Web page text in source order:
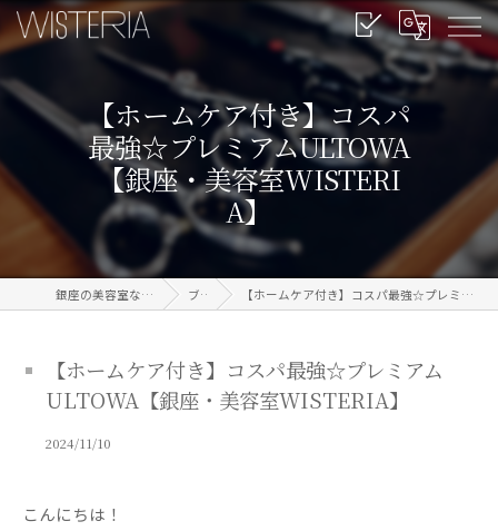
【ホームケア付き】コスパ
最強☆プレミアムULTOWA
【銀座・美容室WISTERI
A】
銀座の美容室なら信頼のWISTERIA ブログ 【ホームケア付き】コスパ最強☆プレミアムULTOWA【銀座・美容室WISTERIA】
【ホームケア付き】コスパ最強☆プレミアム
ULTOWA【銀座・美容室WISTERIA】
2024/11/10
こんにちは！